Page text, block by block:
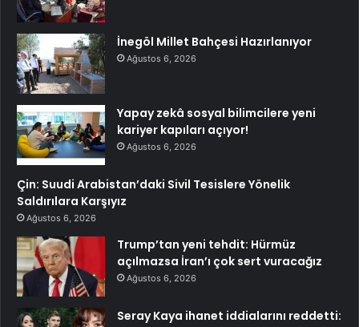
İnegöl Millet Bahçesi Hazırlanıyor
Ağustos 6, 2026
Yapay zekâ sosyal bilimcilere yeni
kariyer kapıları açıyor!
Ağustos 6, 2026
Çin: Suudi Arabistan’daki Sivil Tesislere Yönelik
Saldırılara Karşıyız
Ağustos 6, 2026
Trump’tan yeni tehdit: Hürmüz
açılmazsa İran’ı çok sert vuracağız
Ağustos 6, 2026
Seray Kaya ihanet iddialarını reddetti: